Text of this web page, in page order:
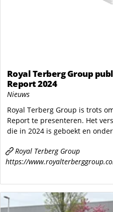
Royal Terberg Group
Report 2024
Nieuws
Royal Terberg Group is trots
Report te presenteren. Het
die in 2024 is geboekt en
Royal Terberg Group
https://